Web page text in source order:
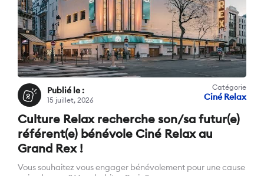
Publié le :
15 juillet, 2026
Catégorie
Ciné Relax
Culture Relax recherche son/sa futur(e)
référent(e) bénévole Ciné Relax au
Grand Rex !
Vous souhaitez vous engager bénévolement pour une cause